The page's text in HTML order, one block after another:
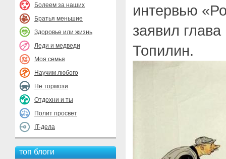
Болеем за наших
Братья меньшие
Здоровье или жизнь
Леди и медведи
Моя семья
Научим любого
Не тормози
Отдохни и ты
Полит просвет
IT-дела
топ блоги
интервью
заявил
Топилин.